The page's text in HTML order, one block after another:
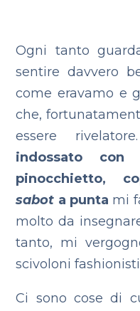
Ogni tanto
sentire davvero
come eravamo e
che,
essere
indossato con
pinocchietto,
sabot a punta mi
molto da
tanto, mi
scivoloni
Ci sono cose di